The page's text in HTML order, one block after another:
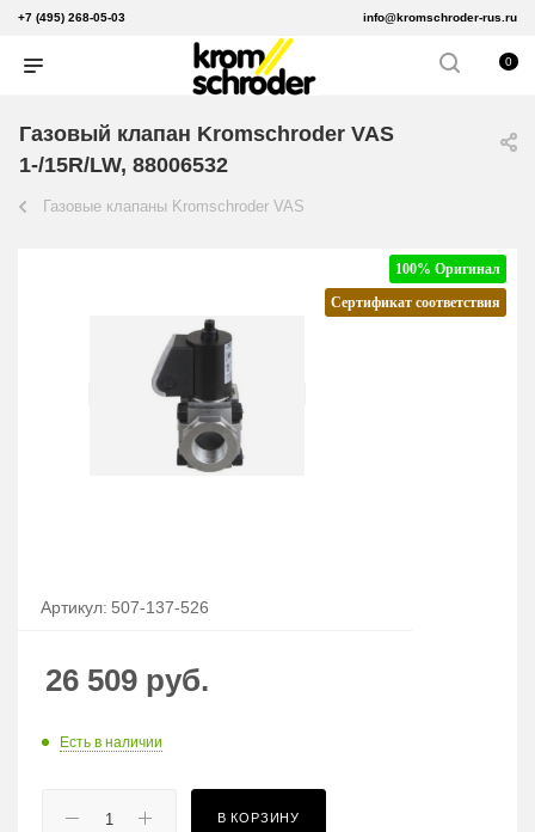
+7 (495) 268-05-03 info@kromschroder-rus.ru
0
Газовый клапан Kromschroder VAS
1-/15R/LW, 88006532
Газовые клапаны Kromschroder VAS
100% Оригинал
Сертификат соответствия
Артикул: 507-137-526
26 509 руб.
Есть в наличии
В КОРЗИНУ